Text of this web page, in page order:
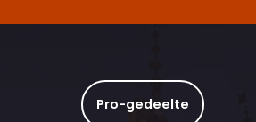
Pro-gedeelte